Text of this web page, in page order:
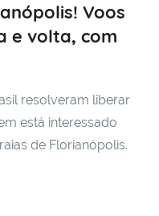
Voos
e volta, com
resolveram liberar
está interessado
de Florianópolis.